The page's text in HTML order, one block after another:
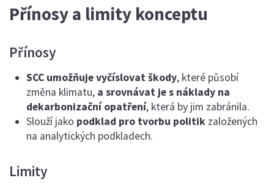
Přínosy a limity konceptu
Přínosy
SCC umožňuje vyčíslovat škody, které působí
změna klimatu, a srovnávat je s náklady na
dekarbonizační opatření, která by jim zabránila.
Slouží jako podklad pro tvorbu politik založených
na analytických podkladech.
Limity